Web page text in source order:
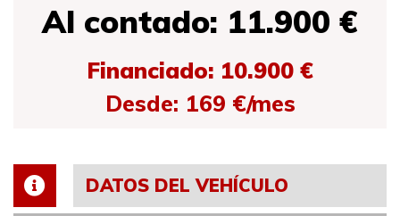
Al contado: 11.900 €
Financiado: 10.900 €
Desde: 169 €/mes
DATOS DEL VEHÍCULO